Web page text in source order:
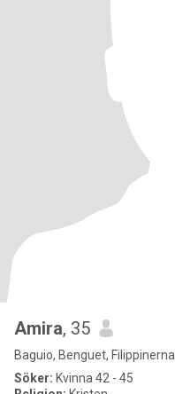
Amira, 35
Baguio, Benguet, Filippinerna
Söker: Kvinna 42 - 45